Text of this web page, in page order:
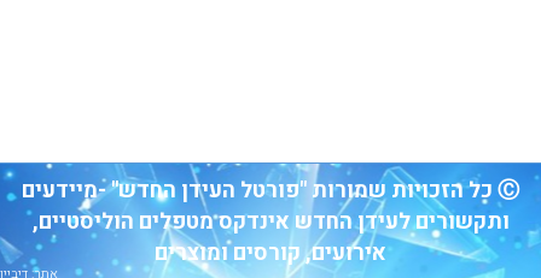
Ⓒ כל הזכויות שמורות "פורטל העידן החדש" -מיידעים
ותקשורים לעידן החדש אינדקס מטפלים הוליסטיים,
אירועים, קורסים ומוצרים
אתר: דיביין